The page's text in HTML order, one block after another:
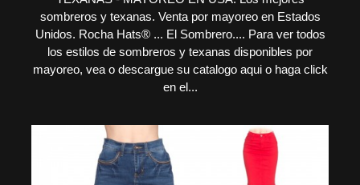
sombreros y texanas. Venta por mayoreo en Estados
Unidos. Rocha Hats® ... El Sombrero.... Para ver todos
los estilos de sombreros y texanas disponibles por
mayoreo, vea o descargue su catalogo aqui o haga click
en el...